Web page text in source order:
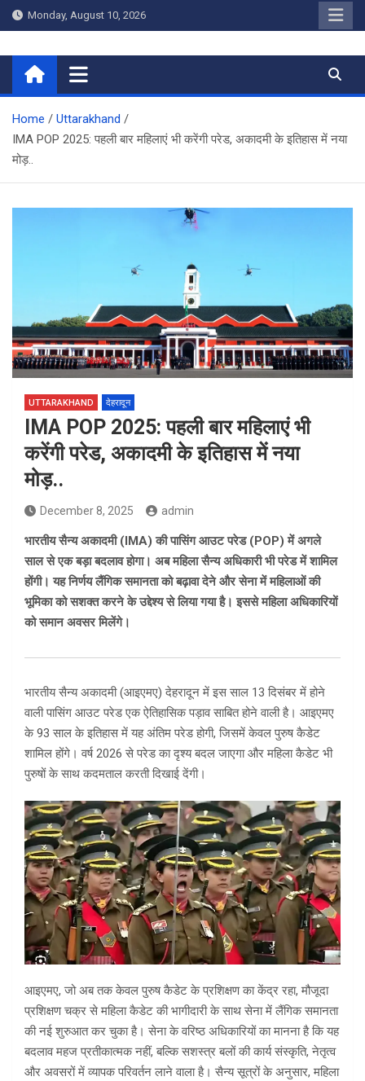
Skip
to
Monday, August 10, 2026
Home
Home
Uttarakhand
IMA POP 2025: पहली बार महिलाएं भी करेंगी परेड, अकादमी के इतिहास में नया
मोड़..
UTTARAKHAND देहरादून
IMA POP 2025: पहली बार महिलाएं भी
करेंगी परेड, अकादमी के इतिहास में नया
मोड़..
December 8, 2025 admin
भारतीय सैन्य अकादमी (IMA) की पासिंग आउट परेड (POP) में अगले
साल से एक बड़ा बदलाव होगा। अब महिला सैन्य अधिकारी भी परेड में शामिल
होंगी। यह निर्णय लैंगिक समानता को बढ़ावा देने और सेना में महिलाओं की
भूमिका को सशक्त करने के उद्देश्य से लिया गया है। इससे महिला अधिकारियों
को समान अवसर मिलेंगे।
भारतीय सैन्य अकादमी (आइएमए) देहरादून में इस साल 13 दिसंबर में होने
वाली पासिंग आउट परेड एक ऐतिहासिक पड़ाव साबित होने वाली है। आइएमए
के 93 साल के इतिहास में यह अंतिम परेड होगी, जिसमें केवल पुरुष कैडेट
शामिल होंगे। वर्ष 2026 से परेड का दृश्य बदल जाएगा और महिला कैडेट भी
पुरुषों के साथ कदमताल करती दिखाई देंगी।
आइएमए, जो अब तक केवल पुरुष कैडेट के प्रशिक्षण का केंद्र रहा, मौजूदा
प्रशिक्षण चक्र से महिला कैडेट की भागीदारी के साथ सेना में लैंगिक समानता
की नई शुरुआत कर चुका है। सेना के वरिष्ठ अधिकारियों का मानना है कि यह
बदलाव महज प्रतीकात्मक नहीं, बल्कि सशस्त्र बलों की कार्य संस्कृति, नेतृत्व
और अवसरों में व्यापक परिवर्तन लाने वाला है। सैन्य सूत्रों के अनुसार, महिला